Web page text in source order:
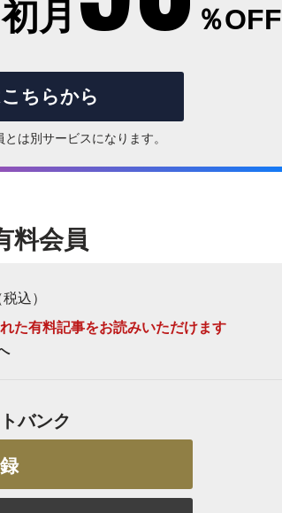
初月 ％OFF
ちらから
は別サービスになります。
料会員
税込）
た有料記事をお読みいただけます
バンク